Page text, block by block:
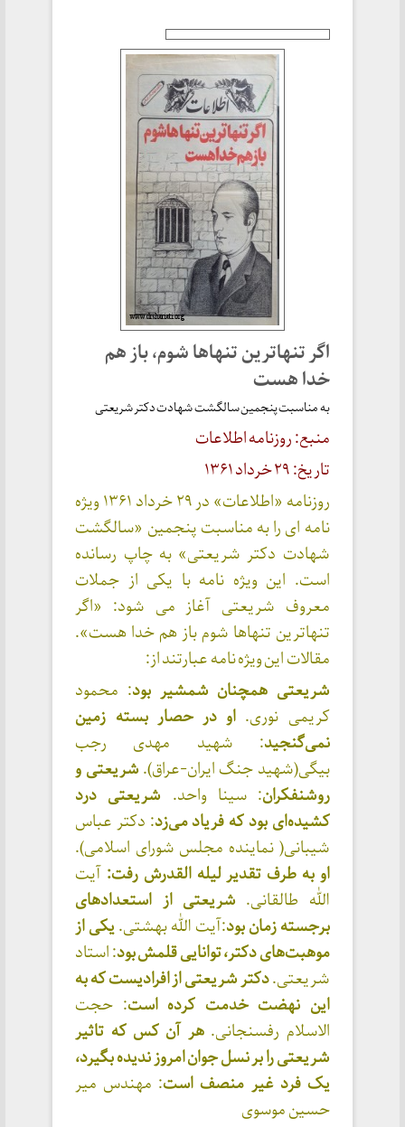
اگر تنهاترین تنهاها شوم، باز هم
خدا هست
به مناسبت پنجمین سالگشت شهادت دکتر شریعتی
منبع: روزنامه اطلاعات
تاریخ: ۲۹ خرداد ۱۳۶۱
روزنامه «اطلاعات» در ۲۹ خرداد ۱۳۶۱ ویژه
نامه ای را به مناسبت پنجمین «سالگشت
شهادت دکتر شریعتی» به چاپ رسانده
است. این ویژه نامه با یکی از جملات
معروف شریعتی آغاز می شود: «اگر
تنهاترین تنهاها شوم باز هم خدا هست».
مقالات این ویژه نامه عبارتند از:
شریعتی همچنان شمشیر بود: محمود
کریمی نوری. او در حصار بسته زمین
نمی‌گنجید: شهید مهدی رجب
بیگی(شهید جنگ ایران-عراق). شریعتی و
روشنفکران: سینا واحد. شریعتی درد
کشیده‌ای بود که فریاد می‌زد: دکتر عباس
شیبانی( نماینده مجلس شورای اسلامی).
او به طرف تقدیر لیله القدرش رفت: آیت
الله طالقانی. شریعتی از استعدادهای
برجسته زمان بود:آیت الله بهشتی.یکی از
موهبت‌های دکتر، توانایی قلمش بود: استاد
شریعتی.دکتر شریعتی از افرادیست که به
این نهضت خدمت کرده است: حجت
الاسلام رفسنجانی.هر آن کس که تاثیر
شریعتی را بر نسل جوان امروز ندیده بگیرد،
یک فرد غیر منصف است: مهندس میر
حسین موسوی